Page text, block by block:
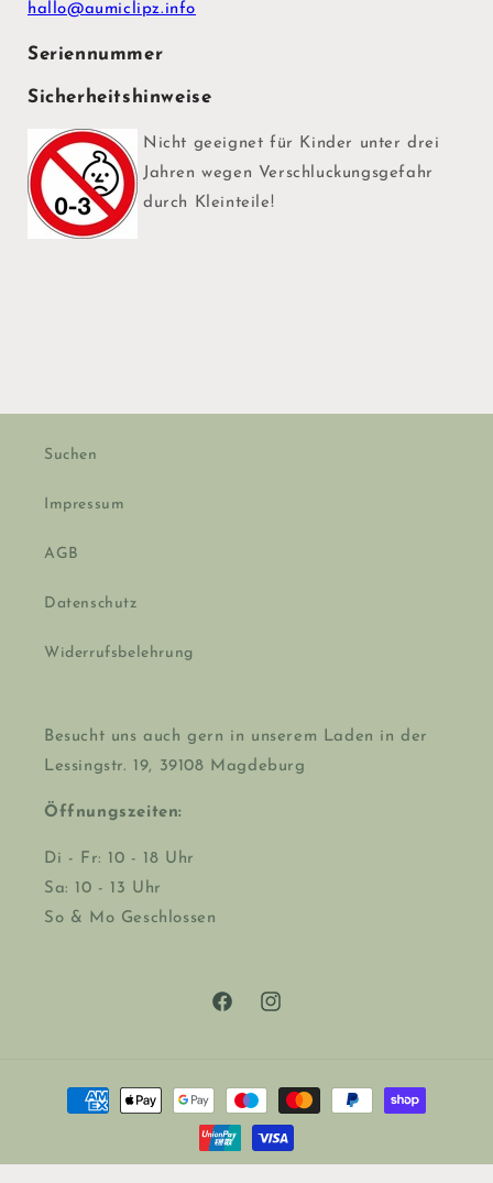
hallo@aumiclipz.info
Seriennummer
Sicherheitshinweise
Nicht geeignet für Kinder unter drei
Jahren wegen Verschluckungsgefahr
durch Kleinteile!
Suchen
Impressum
AGB
Datenschutz
Widerrufsbelehrung
Besucht uns auch gern in unserem Laden in der
Lessingstr. 19, 39108 Magdeburg
Öffnungszeiten:
Di - Fr: 10 - 18 Uhr
Sa: 10 - 13 Uhr
So & Mo Geschlossen
FacebookInstagram
Zahlungsmethoden